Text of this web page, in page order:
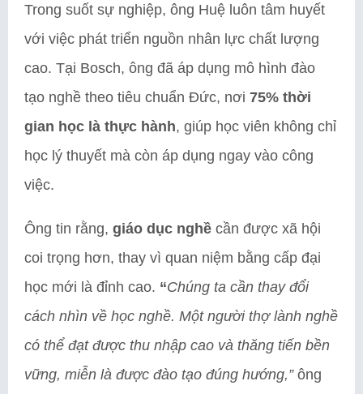
Trong suốt sự nghiệp, ông Huệ luôn tâm huyết
với việc phát triển nguồn nhân lực chất lượng
cao. Tại Bosch, ông đã áp dụng mô hình đào
tạo nghề theo tiêu chuẩn Đức, nơi 75% thời
gian học là thực hành, giúp học viên không chỉ
học lý thuyết mà còn áp dụng ngay vào công
việc.
Ông tin rằng, giáo dục nghề cần được xã hội
coi trọng hơn, thay vì quan niệm bằng cấp đại
học mới là đỉnh cao. “Chúng ta cần thay đổi
cách nhìn về học nghề. Một người thợ lành nghề
có thể đạt được thu nhập cao và thăng tiến bền
vững, miễn là được đào tạo đúng hướng,”ông